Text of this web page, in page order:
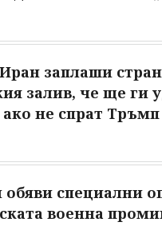
заплаши
залив, че ще ги
не спрат Тръмп
обяви специални
военна